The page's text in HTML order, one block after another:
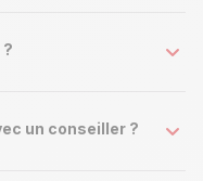
un conseiller ?